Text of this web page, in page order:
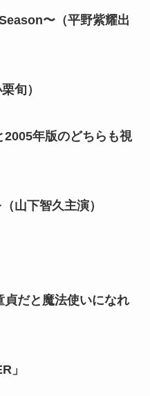
〜（平野紫耀出
旬）
2005年版のどちらも視
山下智久主演）
貞だと魔法使いになれ
」